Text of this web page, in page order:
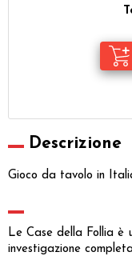
Descrizione
Gioco da tavolo in
Le Case della Follia è
investigazione